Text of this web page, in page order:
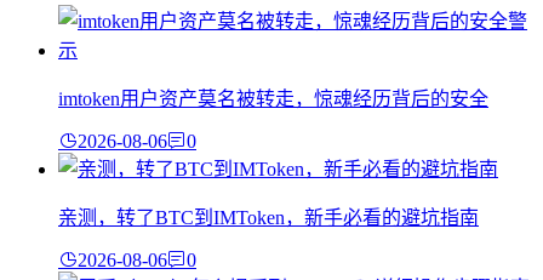
imtoken用户资产莫名被转走，惊魂经历背后的安全
2026-08-06 0
亲测，转了BTC到IMToken，新手必看的避坑指南
2026-08-06 0